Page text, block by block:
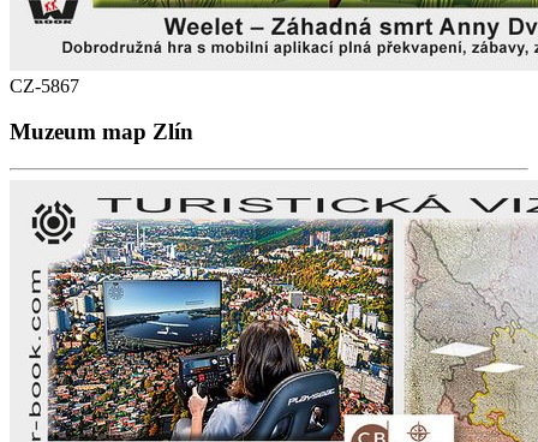
CZ-5867
Muzeum map Zlín